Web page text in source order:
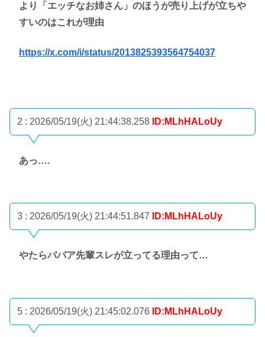
より「エッチなお姉さん」のほうが売り上げが立ちや
すいのはこれが理由
https://x.com/i/status/2013825393564754037
2 : 2026/05/19(火) 21:44:38.258 ID:MLhHALoUy
あっ….
3 : 2026/05/19(火) 21:44:51.847 ID:MLhHALoUy
やたらババア先輩スレが立ってる理由って…
5 : 2026/05/19(火) 21:45:02.076 ID:MLhHALoUy